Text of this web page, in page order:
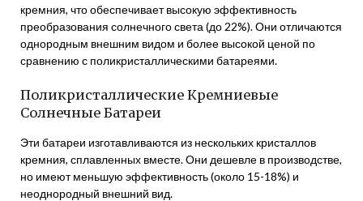
кремния, что обеспечивает высокую эффективность
преобразования солнечного света (до 22%). Они отличаются
однородным внешним видом и более высокой ценой по
сравнению с поликристаллическими батареями.
Поликристаллические Кремниевые
Солнечные Батареи
Эти батареи изготавливаются из нескольких кристаллов
кремния, сплавленных вместе. Они дешевле в производстве,
но имеют меньшую эффективность (около 15-18%) и
неоднородный внешний вид.